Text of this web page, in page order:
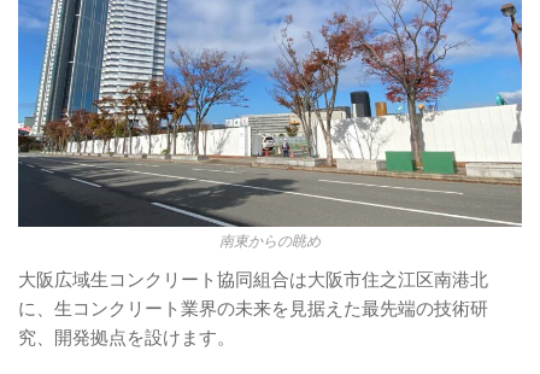
南東からの眺め
大阪広域生コンクリート協同組合は大阪市住之江区南港北
に、生コンクリート業界の未来を見据えた最先端の技術研
究、開発拠点を設けます。